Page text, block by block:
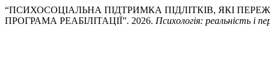
“ПСИХОСОЦІАЛЬНА ПІДТРИМКА ПІДЛІТКІВ, ЯКІ
ПРОГРАМА РЕАБІЛІТАЦІЇ”. 2026. Психологія: реальність і